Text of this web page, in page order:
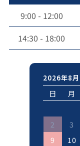
9:00 - 12:00
14:30 - 18:00
2026年8月
日 月
2
3
9
10